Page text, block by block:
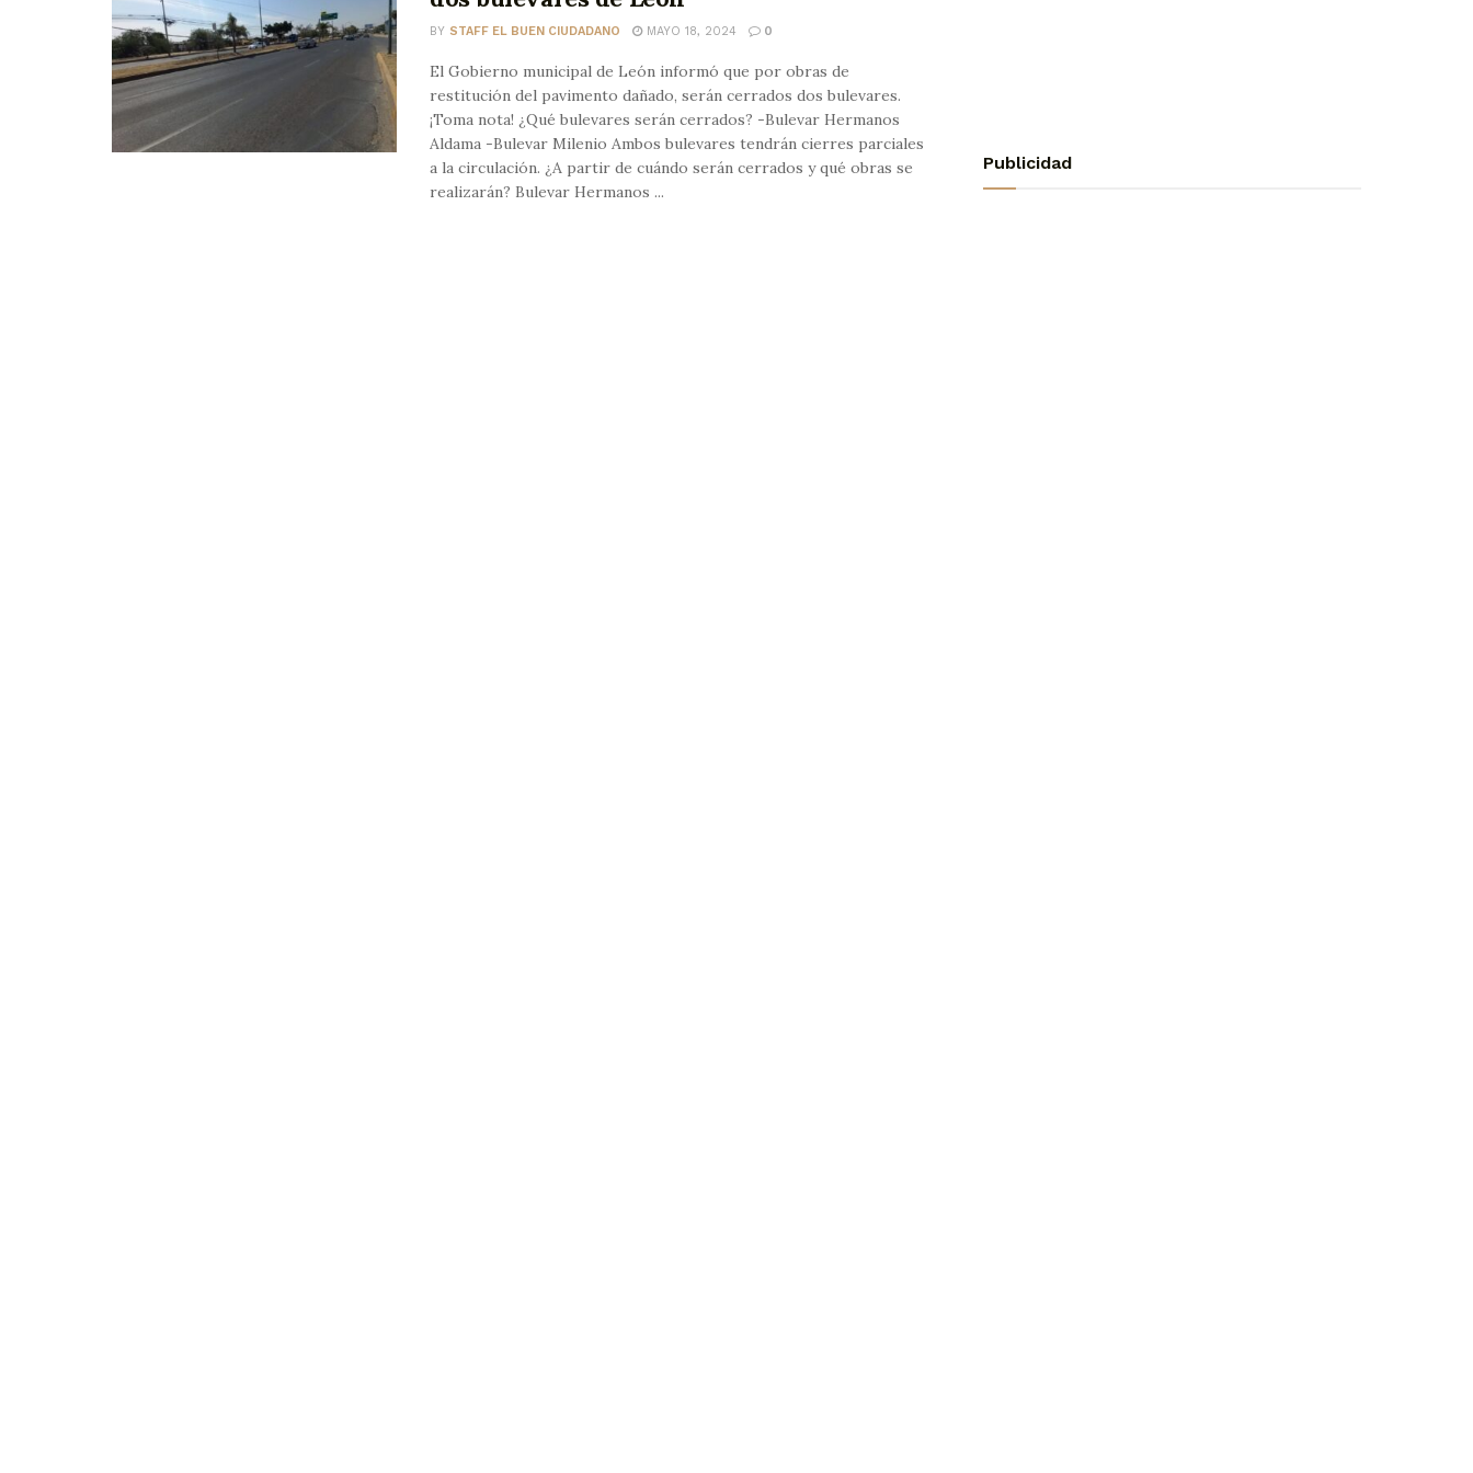
BY STAFF EL BUEN CIUDADANO MAYO 18, 2024 0
El Gobierno municipal de León informó que por obras de
restitución del pavimento dañado, serán cerrados dos bulevares.
¡Toma nota! ¿Qué bulevares serán cerrados? -Bulevar Hermanos
Aldama -Bulevar Milenio Ambos bulevares tendrán cierres parciales
a la circulación. ¿A partir de cuándo serán cerrados y qué obras se
realizarán? Bulevar Hermanos ...
Publicidad